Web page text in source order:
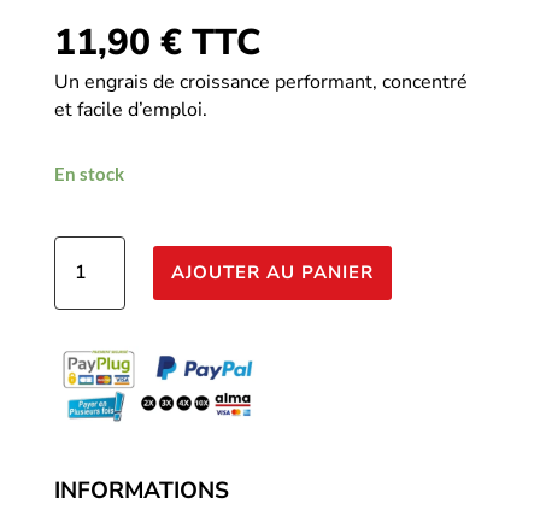
11,90 € TTC
Un engrais de croissance performant, concentré
et facile d’emploi.
En stock
quantité
Platinium
Organic
Grow
500ml
AJOUTER AU PANIER
INFORMATIONS